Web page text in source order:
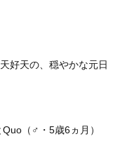
好天の、穏やかな元日
（♂・5歳6ヵ月）